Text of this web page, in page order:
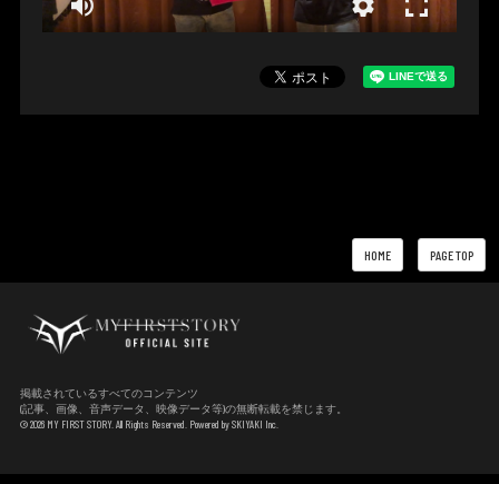
HOME PAGE TOP
掲載されているすべてのコンテンツ
(記事、画像、音声データ、映像データ等)の無断転載を禁じます。
© 2026 MY FIRST STORY. All Rights Reserved. Powered bySKIYAKI Inc.